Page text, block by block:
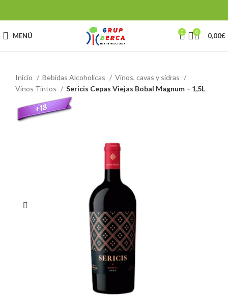
MENÚ 0 0 0,00€
Inicio Bebidas Alcoholicas
Vinos, cavas y sidras
Vinos Tintos
Sericis Cepas Viejas Bobal Magnum – 1,5L